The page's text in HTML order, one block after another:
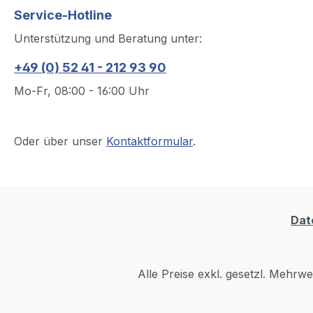
Service-Hotline
Unterstützung und Beratung unter:
+49 (0) 52 41 - 212 93 90
Mo-Fr, 08:00 - 16:00 Uhr
Oder über unser Kontaktformular.
Alle Preise exkl. gesetzl.